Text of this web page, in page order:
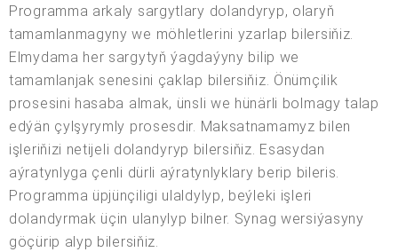
Programma arkaly sargytlary dolandyryp, olaryň
tamamlanmagyny we möhletlerini yzarlap bilersiňiz.
Elmydama her sargytyň ýagdaýyny bilip we
tamamlanjak senesini çaklap bilersiňiz. Önümçilik
prosesini hasaba almak, ünsli we hünärli bolmagy talap
edýän çylşyrymly prosesdir. Maksatnamamyz bilen
işleriňizi netijeli dolandyryp bilersiňiz. Esasydan
aýratynlyga çenli dürli aýratynlyklary berip bileris.
Programma üpjünçiligi ulaldylyp, beýleki işleri
dolandyrmak üçin ulanylyp bilner. Synag wersiýasyny
göçürip alyp bilersiňiz.